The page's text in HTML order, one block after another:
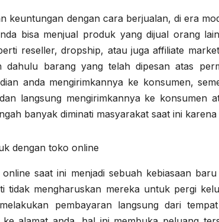
keuntungan dengan cara berjualan, di era
bisa menjual produk yang dijual orang
reseller, dropship, atau juga affiliate
dahulu barang yang telah dipesan atas
anda mengirimkannya ke konsumen,
langsung mengirimkannya ke konsumen
banyak diminati masyarakat saat ini
dengan toko online
saat ini menjadi sebuah kebiasaan
tidak mengharuskan mereka untuk pergi
pembayaran langsung dari